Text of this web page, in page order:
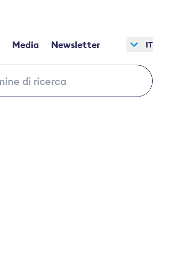
Media Newsletter IT